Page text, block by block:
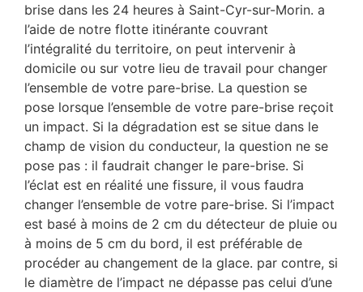
brise dans les 24 heures à Saint-Cyr-sur-Morin. a
l’aide de notre flotte itinérante couvrant
l’intégralité du territoire, on peut intervenir à
domicile ou sur votre lieu de travail pour changer
l’ensemble de votre pare-brise. La question se
pose lorsque l’ensemble de votre pare-brise reçoit
un impact. Si la dégradation est se situe dans le
champ de vision du conducteur, la question ne se
pose pas : il faudrait changer le pare-brise. Si
l’éclat est en réalité une fissure, il vous faudra
changer l’ensemble de votre pare-brise. Si l’impact
est basé à moins de 2 cm du détecteur de pluie ou
à moins de 5 cm du bord, il est préférable de
procéder au changement de la glace. par contre, si
le diamètre de l’impact ne dépasse pas celui d’une